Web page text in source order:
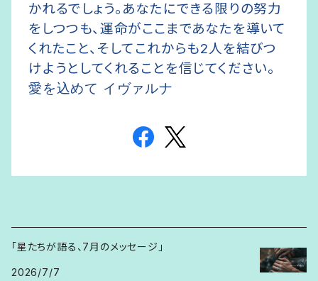
かれるでしょう。あなたにできる限りの努力
をしつつも、運命がここまであなたを導いて
くれたこと、そしてこれからも2人を結びつ
けようとしてくれることを信じてください。
愛を込めて イヴァルナ
「星たちが語る、7月のメッセージ」
2026/7/7